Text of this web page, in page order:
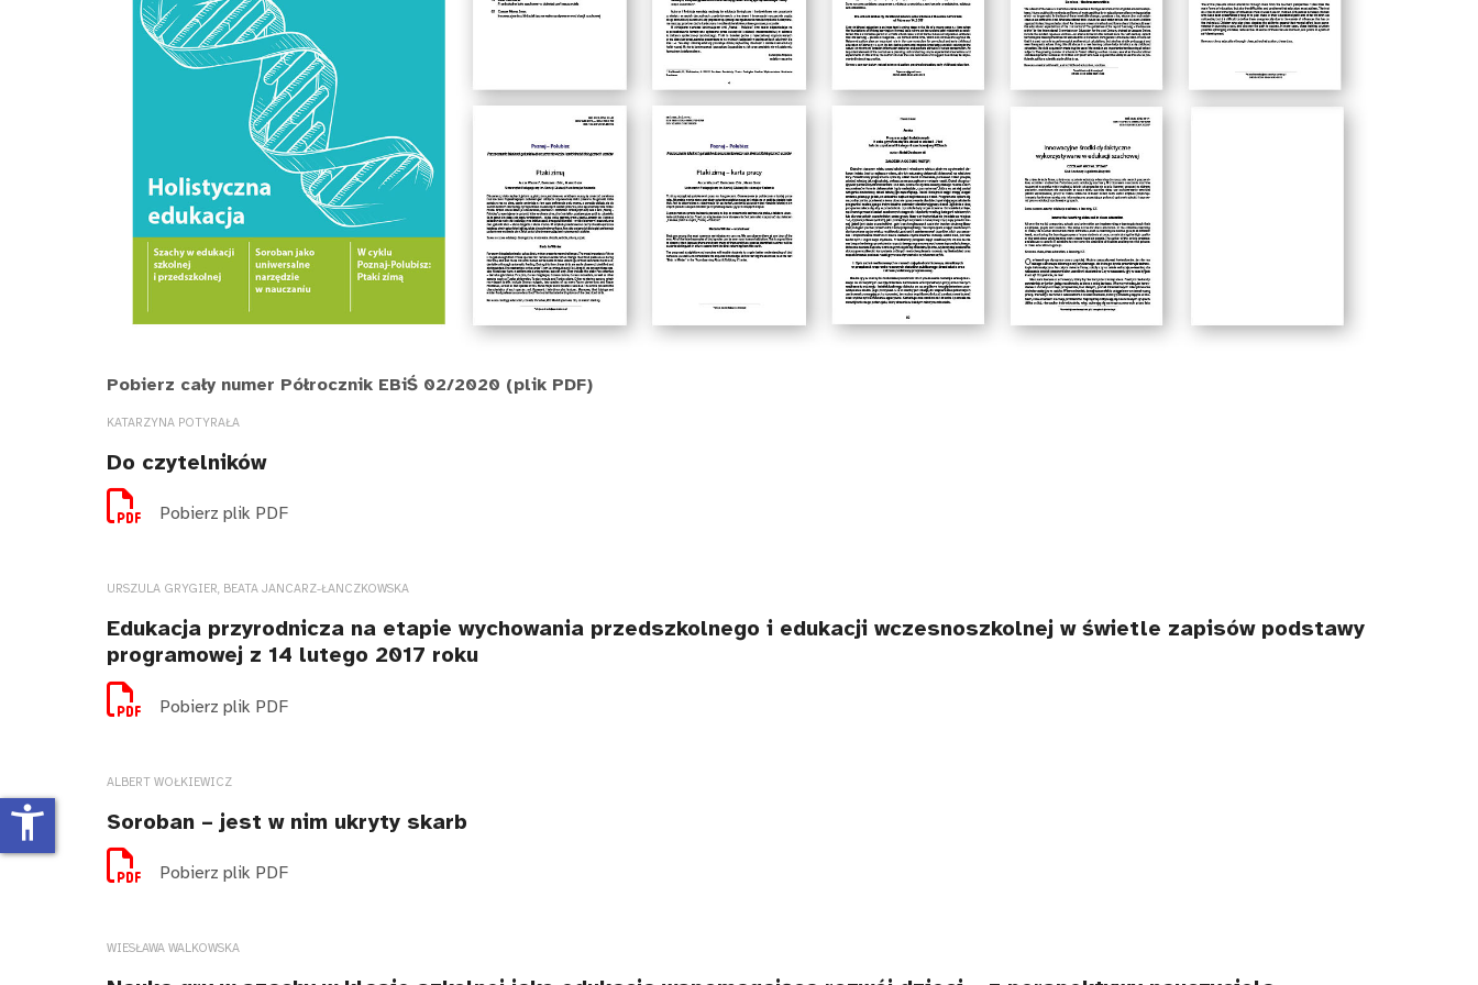
Pobierz cały numer Półrocznik EBiŚ 02/2020 (plik PDF)
KATARZYNA POTYRAŁA
Do czytelników
Pobierz plik PDF
URSZULA GRYGIER, BEATA JANCARZ-ŁANCZKOWSKA
Edukacja przyrodnicza na etapie wychowania przedszkolnego i edukacji wczesnoszkolnej w świetle zapisów podstawy
programowej z 14 lutego 2017 roku
Pobierz plik PDF
ALBERT WOŁKIEWICZ
Soroban – jest w nim ukryty skarb
Pobierz plik PDF
WIESŁAWA WALKOWSKA
accessibility_new